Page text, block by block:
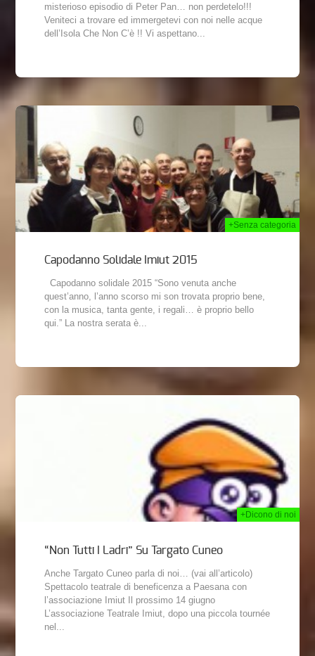
misterioso episodio di Peter Pan… non perdetelo!!!
Veniteci a trovare ed immergetevi con noi nelle acque
dell’Isola Che Non C’è !! Vi aspettano...
+Senza categoria
Capodanno Solidale Imiut 2015
Capodanno solidale 2015 “Sono venuta anche
quest’anno, l’anno scorso mi son trovata proprio bene,
con la musica, tanta gente, i regali… è proprio bello
qui.” La nostra serata è...
+Dicono di noi
“Non Tutti I Ladri” Su Targato Cuneo
Anche Targato Cuneo parla di noi… (vai all’articolo)
Spettacolo teatrale di beneficenza a Paesana con
l’associazione Imiut Il prossimo 14 giugno
L’associazione Teatrale Imiut, dopo una piccola tournée
nel...